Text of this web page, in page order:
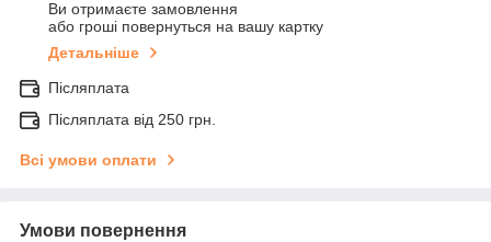
Ви отримаєте замовлення
або гроші повернуться на вашу картку
Детальніше
Післяплата
Післяплата від 250 грн.
Всі умови оплати
Умови повернення